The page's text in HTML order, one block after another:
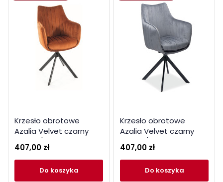
Krzesło obrotowe
Azalia Velvet czarny
4215
407,00 zł
do koszyka
Krzesło obrotowe
Azalia Velvet czarny
407,00 zł
do koszyka